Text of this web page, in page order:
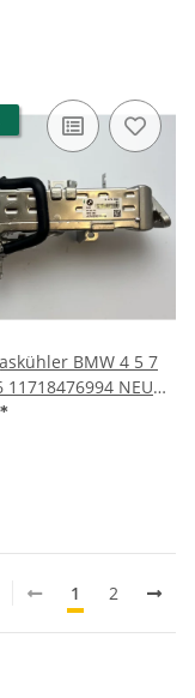
BMW 4 5 7
11718476994 NEU
*
1 2